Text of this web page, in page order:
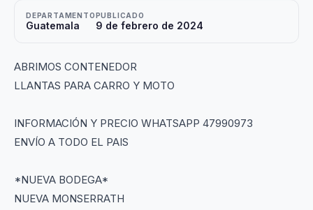
DEPARTAMENTO
Guatemala
PUBLICADO
9 de febrero de 2024
ABRIMOS CONTENEDOR
LLANTAS PARA CARRO Y MOTO
INFORMACIÓN Y PRECIO WHATSAPP 47990973
ENVÍO A TODO EL PAIS
*NUEVA BODEGA*
NUEVA MONSERRATH